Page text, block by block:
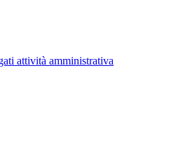
attività amministrativa